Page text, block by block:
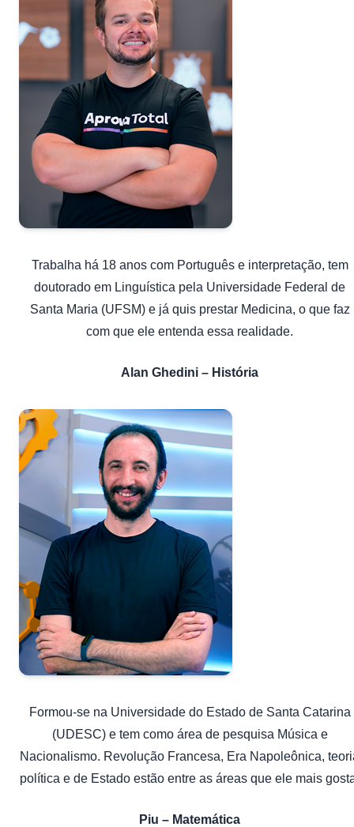
Trabalha há 18 anos com Português e interpretação, tem
doutorado em Linguística pela Universidade Federal de
Santa Maria (UFSM) e já quis prestar Medicina, o que faz
com que ele entenda essa realidade.
Alan Ghedini – História
Formou-se na Universidade do Estado de Santa Catarina
(UDESC) e tem como área de pesquisa Música e
Nacionalismo. Revolução Francesa, Era Napoleônica,
política e de Estado estão entre as áreas que ele mais
Piu – Matemática